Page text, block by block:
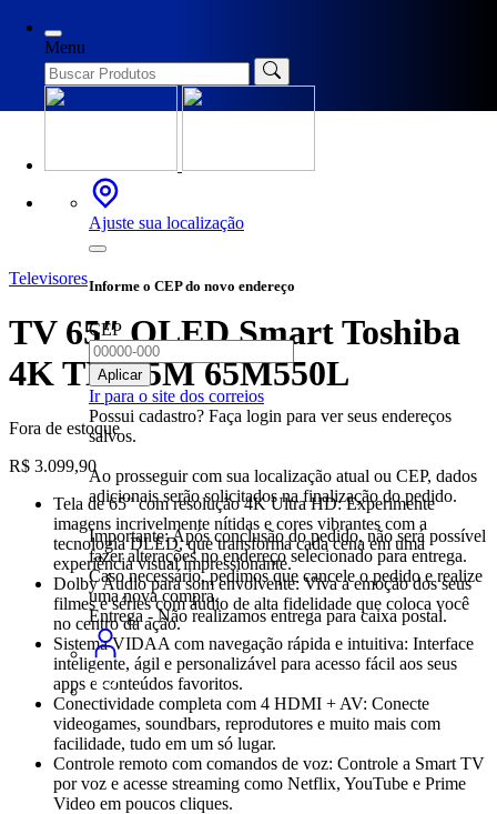
Menu
Ajuste sua localização
Informe o CEP do novo endereço
CEP
Aplicar
Ir para o site dos correios
Possui cadastro? Faça login para ver seus endereços
salvos.
Ao prosseguir com sua localização atual ou CEP, dados
adicionais serão solicitados na finalização do pedido.
Importante: Após conclusão do pedido, não será possível
fazer alterações no endereço selecionado para entrega.
Caso necessário, pedimos que cancele o pedido e realize
uma nova compra.
Entrega - Não realizamos entrega para caixa postal.
65M550L
Televisores
TV 65″ QLED Smart Toshiba
4K TB015M 65M550L
Fora de estoque
R$ 3.099,90
Tela de 65” com resolução 4K Ultra HD: Experimente
imagens incrivelmente nítidas e cores vibrantes com a
tecnologia DLED, que transforma cada cena em uma
experiência visual impressionante.
Dolby Áudio para som envolvente: Viva a emoção dos seus
filmes e séries com áudio de alta fidelidade que coloca você
no centro da ação.
Sistema VIDAA com navegação rápida e intuitiva: Interface
inteligente, ágil e personalizável para acesso fácil aos seus
apps e conteúdos favoritos.
Conectividade completa com 4 HDMI + AV: Conecte
videogames, soundbars, reprodutores e muito mais com
facilidade, tudo em um só lugar.
Controle remoto com comandos de voz: Controle a Smart TV
por voz e acesse streaming como Netflix, YouTube e Prime
Video em poucos cliques.